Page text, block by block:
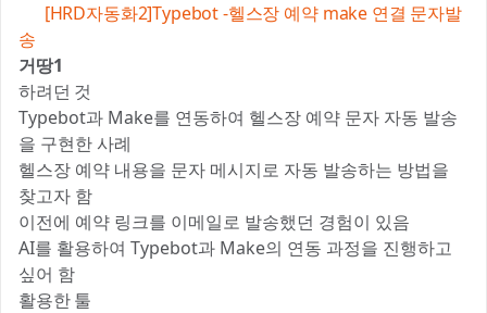
[HRD자동화2]Typebot -헬스장 예약 make 연결 문자발
송
거땅1
하려던 것 📝
Typebot과 Make를 연동하여 헬스장 예약 문자 자동 발송
을 구현한 사례
헬스장 예약 내용을 문자 메시지로 자동 발송하는 방법을
찾고자 함
이전에 예약 링크를 이메일로 발송했던 경험이 있음
AI를 활용하여 Typebot과 Make의 연동 과정을 진행하고
싶어 함
활용한 툴 ⚒️